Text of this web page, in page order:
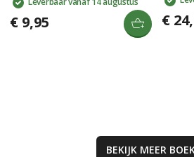
protagonist wordt verwikkeld in
een web van intriges en verborgen
waarheden. Deze meeslepende
€ 9,95
biedt
een
€
BEKIJK MEER